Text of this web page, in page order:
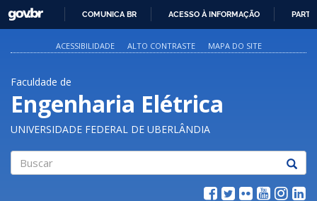
PARA
O
GOVBR
COMUNICA BR ACESSO À INFORMAÇÃO
ACESSIBILIDADE ALTO CONTRASTE MAPA DO SITE
Faculdade de
Engenharia Elétrica
UNIVERSIDADE FEDERAL DE UBERLÂNDIA